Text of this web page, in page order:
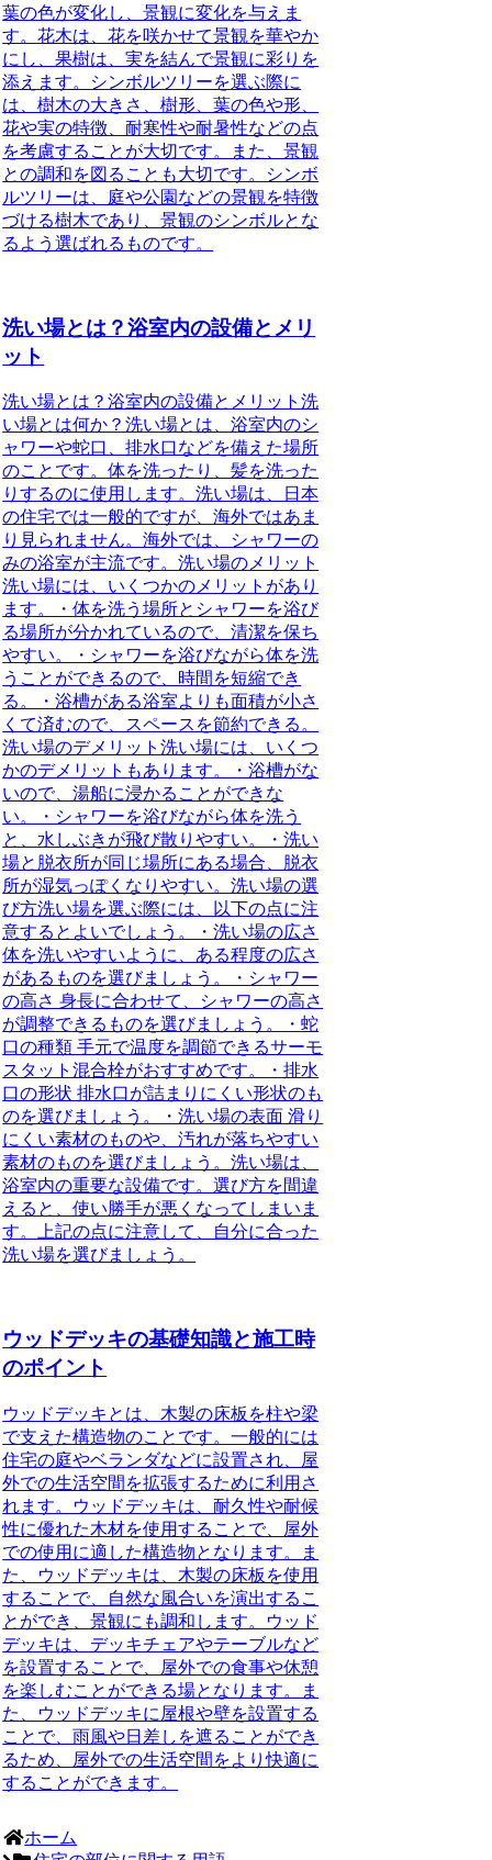
葉の色が変化し、景観に変化を与えま
す。花木は、花を咲かせて景観を華やか
にし、果樹は、実を結んで景観に彩りを
添えます。シンボルツリーを選ぶ際に
は、樹木の大きさ、樹形、葉の色や形、
花や実の特徴、耐寒性や耐暑性などの点
を考慮することが大切です。また、景観
との調和を図ることも大切です。シンボ
ルツリーは、庭や公園などの景観を特徴
づける樹木であり、景観のシンボルとな
るよう選ばれるものです。
洗い場とは？浴室内の設備とメリ
ット
洗い場とは？浴室内の設備とメリット洗
い場とは何か？洗い場とは、浴室内のシ
ャワーや蛇口、排水口などを備えた場所
のことです。体を洗ったり、髪を洗った
りするのに使用します。洗い場は、日本
の住宅では一般的ですが、海外ではあま
り見られません。海外では、シャワーの
みの浴室が主流です。洗い場のメリット
洗い場には、いくつかのメリットがあり
ます。・体を洗う場所とシャワーを浴び
る場所が分かれているので、清潔を保ち
やすい。・シャワーを浴びながら体を洗
うことができるので、時間を短縮でき
る。・浴槽がある浴室よりも面積が小さ
くて済むので、スペースを節約できる。
洗い場のデメリット洗い場には、いくつ
かのデメリットもあります。・浴槽がな
いので、湯船に浸かることができな
い。・シャワーを浴びながら体を洗う
と、水しぶきが飛び散りやすい。・洗い
場と脱衣所が同じ場所にある場合、脱衣
所が湿気っぽくなりやすい。洗い場の選
び方洗い場を選ぶ際には、以下の点に注
意するとよいでしょう。・洗い場の広さ
体を洗いやすいように、ある程度の広さ
があるものを選びましょう。・シャワー
の高さ 身長に合わせて、シャワーの高さ
が調整できるものを選びましょう。・蛇
口の種類 手元で温度を調節できるサーモ
スタット混合栓がおすすめです。・排水
口の形状 排水口が詰まりにくい形状のも
のを選びましょう。・洗い場の表面 滑り
にくい素材のものや、汚れが落ちやすい
素材のものを選びましょう。洗い場は、
浴室内の重要な設備です。選び方を間違
えると、使い勝手が悪くなってしまいま
す。上記の点に注意して、自分に合った
洗い場を選びましょう。
ウッドデッキの基礎知識と施工時
のポイント
ウッドデッキとは、木製の床板を柱や梁
で支えた構造物のことです。一般的には
住宅の庭やベランダなどに設置され、屋
外での生活空間を拡張するために利用さ
れます。ウッドデッキは、耐久性や耐候
性に優れた木材を使用することで、屋外
での使用に適した構造物となります。ま
た、ウッドデッキは、木製の床板を使用
することで、自然な風合いを演出するこ
とができ、景観にも調和します。ウッド
デッキは、デッキチェアやテーブルなど
を設置することで、屋外での食事や休憩
を楽しむことができる場となります。ま
た、ウッドデッキに屋根や壁を設置する
ことで、雨風や日差しを遮ることができ
るため、屋外での生活空間をより快適に
することができます。
ホーム